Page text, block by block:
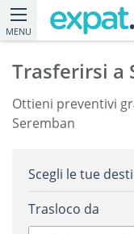
MENU
Trasferirsi a
Ottieni preventivi
Seremban
Scegli le tue
Trasloco da